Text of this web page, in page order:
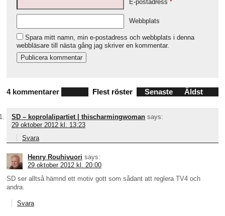
E-postadress *
Webbplats
Spara mitt namn, min e-postadress och webbplats i denna
webbläsare till nästa gång jag skriver en kommentar.
4 kommentarer Flest röster Senaste Äldst
SD – koprolalipartiet | thischarmingwoman says:
29 oktober 2012 kl. 13:23
Svara
Henry Rouhivuori says:
29 oktober 2012 kl. 20:00
SD ser alltså hämnd ett motiv gott som sådant att reglera TV4 och
andra.
Svara